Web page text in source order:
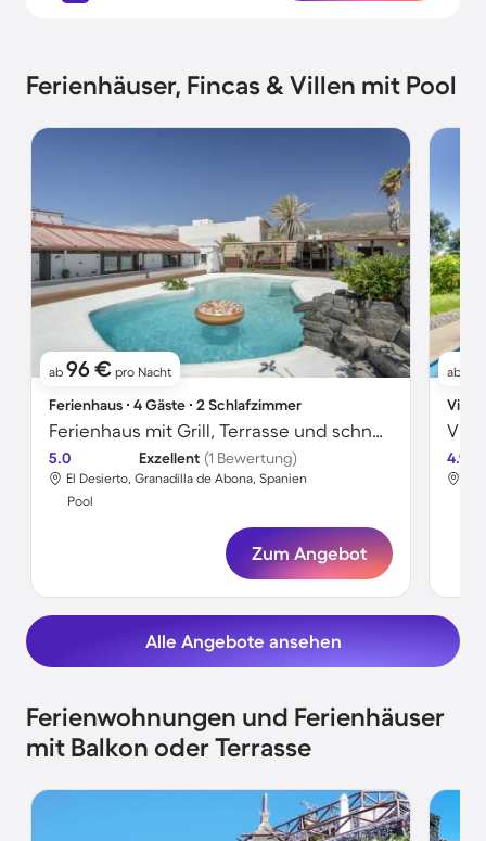
Ferienhäuser, Fincas & Villen mit Pool
ab 96 € pro Nacht
Ferienhaus ∙ 4 Gäste ∙ 2 Schlafzimmer
Ferienhaus mit Grill, Terrasse und schnellem Internet | Meerblick
5.0 Exzellent (1 Bewertung)
El Desierto, Granadilla de Abona, Spanien
Pool
Zum Angebot
ab
Villa
4.9
Alle Angebote ansehen
Ferienwohnungen und Ferienhäuser
mit Balkon oder Terrasse